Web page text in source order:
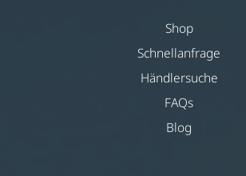
Shop
Schnellanfrage
Händlersuche
FAQs
Blog